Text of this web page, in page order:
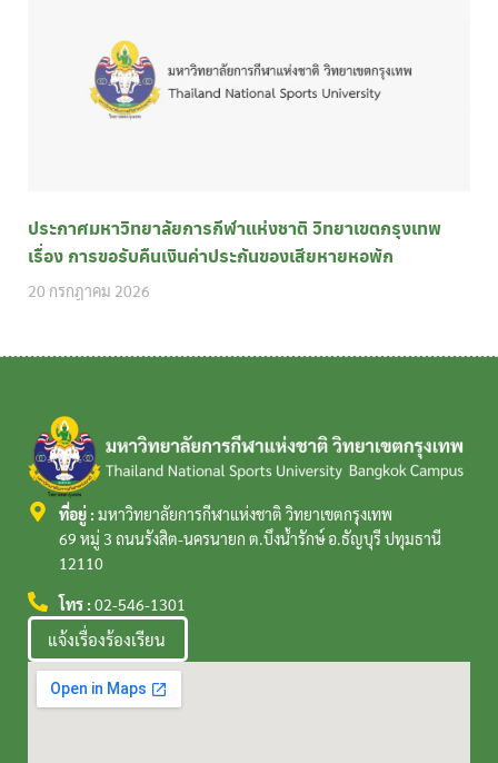
ประกาศมหาวิทยาลัยการกีฬาแห่งชาติ วิทยาเขตกรุงเทพ
เรื่อง การขอรับคืนเงินค่าประกันของเสียหายหอพัก
20 กรกฎาคม 2026
ที่อยู่ : มหาวิทยาลัยการกีฬาแห่งชาติ วิทยาเขตกรุงเทพ
69 หมู่ 3 ถนนรังสิต-นครนายก ต.บึงน้ำรักษ์ อ.ธัญบุรี ปทุมธานี
12110
โทร : 02-546-1301
แจ้งเรื่องร้องเรียน